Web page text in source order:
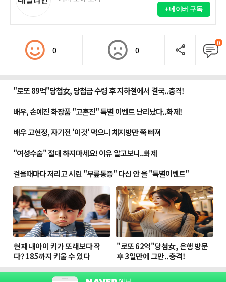
+네이버 구독
0 0
0